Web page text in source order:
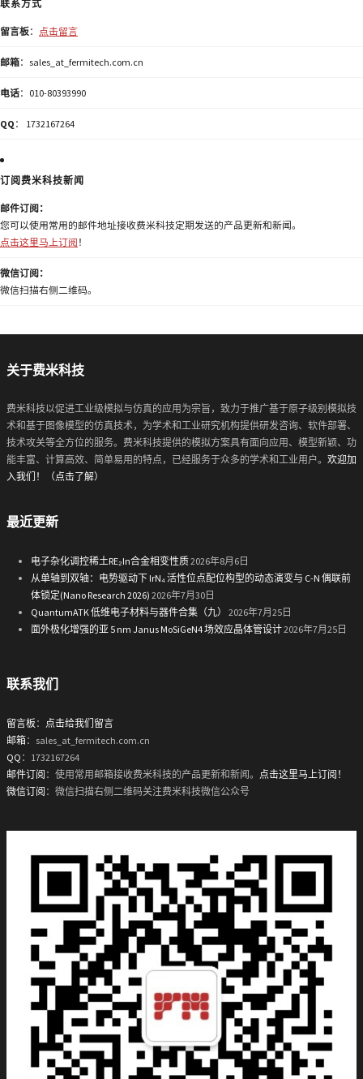
联系方式
留言板： 点击留言
邮箱：sales_at_fermitech.com.cn
电话：010-80393990
QQ ： 1732167264
订阅费米科技新闻
邮件订阅：
您可以使用常用的邮件地址接收费米科技定期发送的产品更新和新闻。
点击这里马上订阅 ！
微信订阅：
微信扫描右侧二维码。
关于费米科技
费米科技以促进工业级模拟与仿真的应用为宗旨，致力于推广基于原子级别模拟技
术和基于图像模型的仿真技术，为学术和工业研究机构提供研发咨询、软件部署、
技术攻关等全方位的服务。费米科技提供的模拟方案具有面向应用、模型新颖、功
能丰富、计算高效、简单易用的特点，已经服务于众多的学术和工业用户。 欢迎加
入我们！（点击了解）
最近更新
电子杂化调控稀土RE₂In合金相变性质2026年8月6日
从单轴到双轴：电势驱动下 IrN₄ 活性位点配位构型的动态演变与 C-N 偶联前
体锁定(Nano Research 2026) 2026年7月30日
QuantumATK 低维电子材料与器件合集（九）
2026年7月25日
面外极化增强的亚 5 nm Janus MoSiGeN4 场效应晶体管设计2026年7月25日
联系我们
留言板 ： 点击给我们留言
邮箱：sales_at_fermitech.com.cn
QQ ：1732167264
邮件订阅 ：使用常用邮箱接收费米科技的产品更新和新闻。 点击这里马上订阅！
微信订阅 ：微信扫描右侧二维码关注费米科技微信公众号